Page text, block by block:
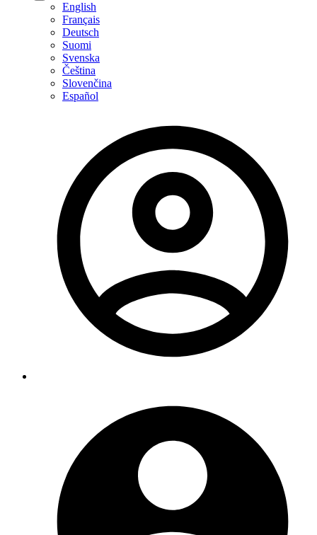
English
Français
Deutsch
Suomi
Svenska
Čeština
Slovenčina
Español